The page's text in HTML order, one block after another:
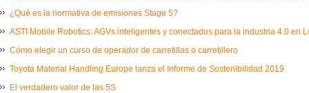
¿Qué es la normativa de emisiones Stage 5?
ASTI Mobile Robotics: AGVs inteligentes y conectados para la industria 4.0 en
Cómo elegir un curso de operador de carretillas o carretillero
Toyota Material Handling Europe lanza el Informe de Sostenibilidad 2019
El verdadero valor de las 5S